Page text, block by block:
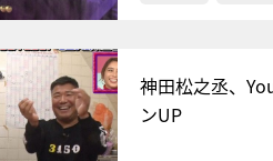
神田松之丞、
ンUP